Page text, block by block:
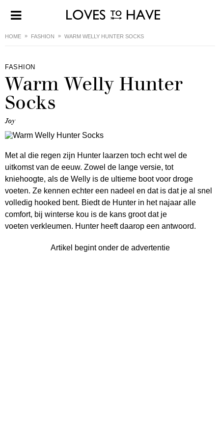
HOME FASHION WARM WELLY HUNTER SOCKS
FASHION
Warm Welly Hunter
Socks
Joy
Met al die regen zijn Hunter laarzen toch echt wel de
uitkomst van de eeuw. Zowel de lange versie, tot
kniehoogte, als de Welly is de ultieme boot voor droge
voeten. Ze kennen echter een nadeel en dat is dat je al snel
volledig hooked bent. Biedt de Hunter in het najaar alle
comfort, bij winterse kou is de kans groot dat je
voeten verkleumen. Hunter heeft daarop een antwoord.
Artikel begint onder de advertentie